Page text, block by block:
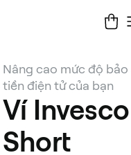
Nâng cao mức độ
tiền điện tử của bạn
Ví Invesco
Short